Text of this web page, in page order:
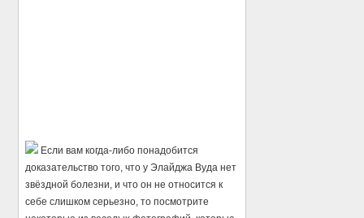
Если вам когда-либо понадобится
доказательство того, что у Элайджа Вуда нет
звёздной болезни, и что он не относится к
себе слишком серьезно, то посмотрите